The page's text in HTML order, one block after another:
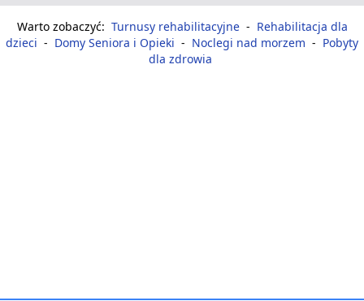
Warto zobaczyć: Turnusy rehabilitacyjne - Rehabilitacja dla
dzieci - Domy Seniora i Opieki - Noclegi nad morzem - Pobyty
dla zdrowia